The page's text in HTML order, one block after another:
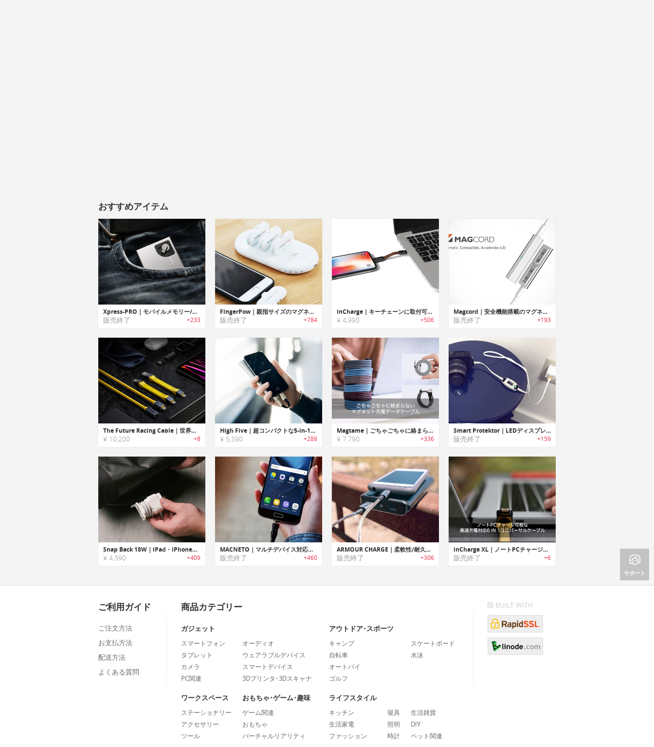
おすすめアイテム
Xpress-PRO｜モバイルメモリー/充電ステーション「エクスプレスプロ」
販売終了 +233
FingerPow｜親指サイズのマグネットチャージングシステム「フィンガーポウ」
販売終了 +784
inCharge｜キーチェーンに取付可能なオールインワン充電ケーブル「インチャージ」
¥ 4,990 +506
Magcord｜安全機能搭載のマグネットアタッチ式高速充電ケーブル「マグコード」
販売終了 +193
The Future Racing Cable｜世界初の分裂可能のUSB4ケーブル
¥ 10,200 +8
High Five｜超コンパクトな5-in-1チャージングケーブル「ハイファイブ」
¥ 5,390 +288
Magtame｜ごちゃごちゃに絡まらないマグネット充電データケーブル
¥ 7,790 +336
Smart Protektor｜LEDディスプレイ付きで安全に高速充電/データ転送が行えるオールインワンケーブル「スマートプロテクター」
販売終了 +159
Snap Back 18W｜iPad・iPhoneの充電ケーブル巻き付けてコンパクトにまとめられるチャージャーワインダー「スナップバック」
¥ 4,390 +409
MACNETO｜マルチデバイス対応高速チャージ/データ転送マグネットケーブル「マックニート」
販売終了 +460
ARMOUR CHARGE｜柔軟性/耐久性に優れたiPhone用ステンレススチール充電ケーブル「アーマーチャージ」
販売終了 +306
inCharge XL｜ノートPCチャージ可能な高速充電対応6 IN 1ユニバーサルケーブル「インチャージXL」
販売終了 +6
サポート
ご利用ガイド
ご注文方法
お支払方法
配送方法
よくある質問
商品カテゴリー
ガジェット
スマートフォン
タブレット
カメラ
PC関連
オーディオ
ウェアラブルデバイス
スマートデバイス
3Dプリンタ･3Dスキャナ
アウトドア･スポーツ
キャンプ
自転車
オートバイ
ゴルフ
スケートボード
水泳
ワークスペース
ステーショナリー
アクセサリー
ツール
おもちゃ･ゲーム･趣味
ゲーム関連
おもちゃ
バーチャルリアリティ
ライフスタイル
キッチン
生活家電
ファッション
寝具
照明
時計
生活雑貨
DIY
ペット関連
BUILT WITH